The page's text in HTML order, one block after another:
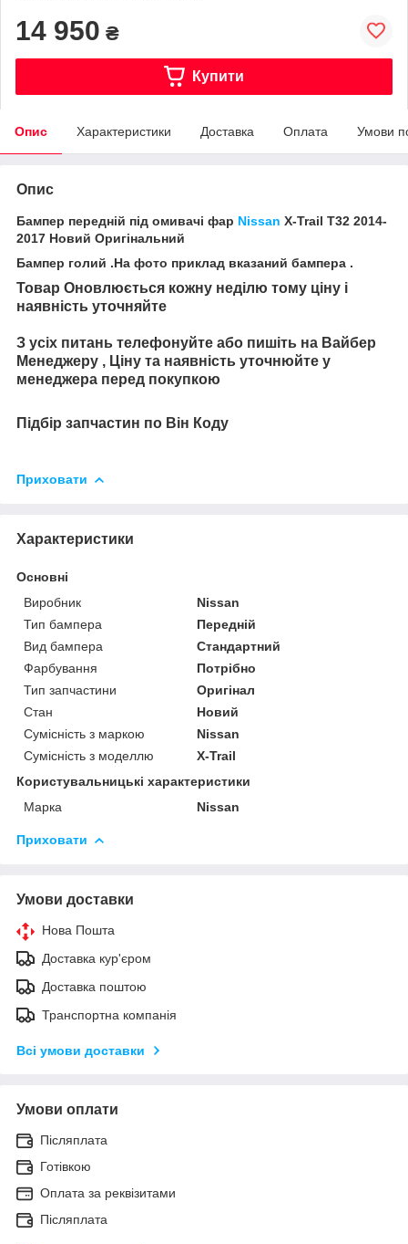
14 950 ₴
Купити
Опис Характеристики Доставка Оплата Умови
Опис
Бампер передній під омивачі фар Nissan X-Trail T32 2014-
2017 Новий Оригінальний
Бампер голий .На фото приклад вказаний бампера .
Товар Оновлюється кожну неділю тому ціну і
наявність уточняйте
З усіх питань телефонуйте або пишіть на Вайбер
Менеджеру , Ціну та наявність уточнюйте у
менеджера перед покупкою
Підбір запчастин по Він Коду
Приховати
Характеристики
Основні
Виробник
Nissan
Тип бампера
Передній
Вид бампера
Стандартний
Фарбування
Потрібно
Тип запчастини
Оригінал
Стан
Новий
Сумісність з маркою
Nissan
Сумісність з моделлю
X-Trail
Користувальницькі характеристики
Марка
Nissan
Приховати
Умови доставки
Нова Пошта
Доставка кур'єром
Доставка поштою
Транспортна компанія
Всі умови доставки
Умови оплати
Післяплата
Готівкою
Оплата за реквізитами
Післяплата